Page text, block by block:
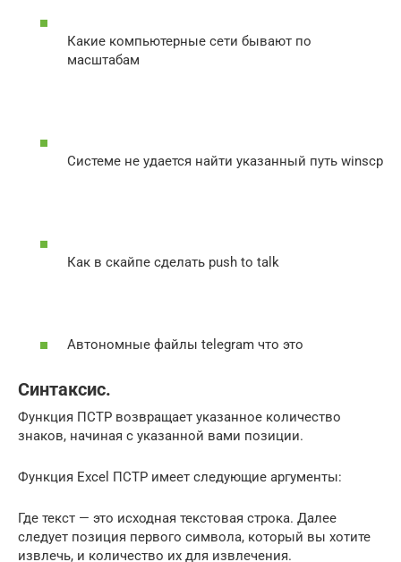
Какие компьютерные сети бывают по
масштабам
Системе не удается найти указанный путь winscp
Как в скайпе сделать push to talk
Автономные файлы telegram что это
Cинтаксис.
Функция ПСТР возвращает указанное количество
знаков, начиная с указанной вами позиции.
Функция Excel ПСТР имеет следующие аргументы:
Где текст — это исходная текстовая строка. Далее
следует позиция первого символа, который вы хотите
извлечь, и количество их для извлечения.